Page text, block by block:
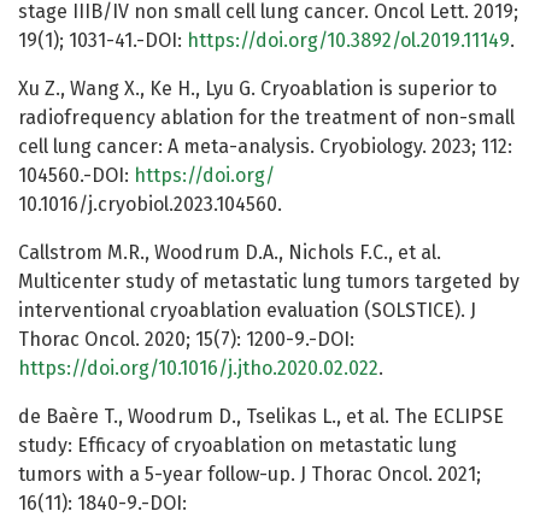
stage IIIB/IV non small cell lung cancer. Oncol Lett. 2019;
19(1); 1031-41.-DOI: https://doi.org/10.3892/ol.2019.11149.
Xu Z., Wang X., Ke H., Lyu G. Cryoablation is superior to
radiofrequency ablation for the treatment of non-small
cell lung cancer: A meta-analysis. Cryobiology. 2023; 112:
104560.-DOI: https://doi.org/
10.1016/j.cryobiol.2023.104560.
Callstrom M.R., Woodrum D.A., Nichols F.C., et al.
Multicenter study of metastatic lung tumors targeted by
interventional cryoablation evaluation (SOLSTICE). J
Thorac Oncol. 2020; 15(7): 1200-9.-DOI:
https://doi.org/10.1016/j.jtho.2020.02.022.
de Baère T., Woodrum D., Tselikas L., et al. The ECLIPSE
study: Efficacy of cryoablation on metastatic lung
tumors with a 5-year follow-up. J Thorac Oncol. 2021;
16(11): 1840-9.-DOI: